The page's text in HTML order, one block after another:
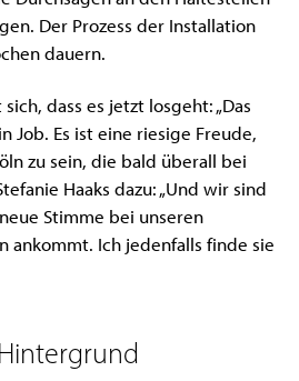
Der Prozess der Installation
dauern.
dass es jetzt losgeht: „Das
Job. Es ist eine riesige Freude,
zu sein, die bald überall bei
Haaks dazu: „Und wir sind
Stimme bei unseren
ankommt. Ich jedenfalls finde sie